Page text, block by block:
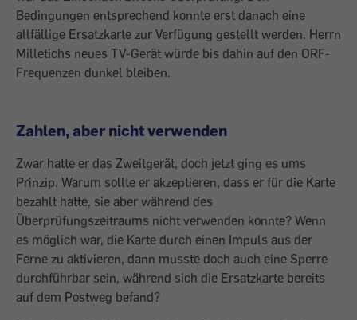
Bedingungen entsprechend konnte erst danach eine
allfällige Ersatzkarte zur Verfügung gestellt werden. Herrn
Milletichs neues TV-Gerät würde bis dahin auf den ORF-
Frequenzen dunkel bleiben.
Zahlen, aber nicht verwenden
Zwar hatte er das Zweitgerät, doch jetzt ging es ums
Prinzip. Warum sollte er akzeptieren, dass er für die Karte
bezahlt hatte, sie aber während des
Überprüfungszeitraums nicht verwenden konnte? Wenn
es möglich war, die Karte durch einen Impuls aus der
Ferne zu aktivieren, dann musste doch auch eine Sperre
durchführbar sein, während sich die Ersatzkarte bereits
auf dem Postweg befand?